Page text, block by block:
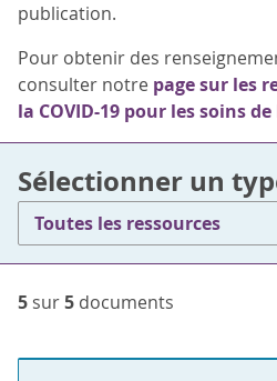
publication.
Pour obtenir des
consulter notre page sur les
la COVID-19 pour les soins
Sélectionner un
Toutes les ressources
5 sur5 documents